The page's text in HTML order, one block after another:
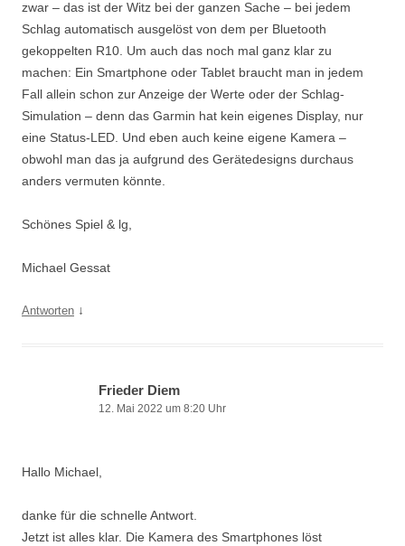
zwar – das ist der Witz bei der ganzen Sache – bei jedem
Schlag automatisch ausgelöst von dem per Bluetooth
gekoppelten R10. Um auch das noch mal ganz klar zu
machen: Ein Smartphone oder Tablet braucht man in jedem
Fall allein schon zur Anzeige der Werte oder der Schlag-
Simulation – denn das Garmin hat kein eigenes Display, nur
eine Status-LED. Und eben auch keine eigene Kamera –
obwohl man das ja aufgrund des Gerätedesigns durchaus
anders vermuten könnte.
Schönes Spiel & lg,
Michael Gessat
Antworten ↓
Frieder Diem
12. Mai 2022 um 8:20 Uhr
Hallo Michael,
danke für die schnelle Antwort.
Jetzt ist alles klar. Die Kamera des Smartphones löst